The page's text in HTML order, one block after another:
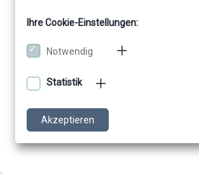
Ihre Cookie-Einstellungen:
Notwendig
Statistik
Akzeptieren